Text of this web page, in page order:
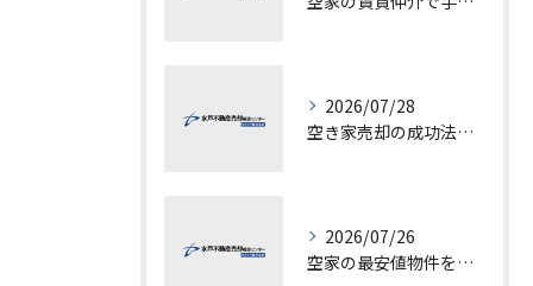
2026/07/28
空き家売却の成功法と注意点
2026/07/26
空家の最安値物件を茨城県水戸市つくば市で探す方法と賢い売却ポイントを徹底解説